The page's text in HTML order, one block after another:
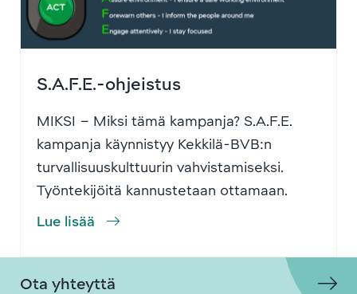
S.A.F.E.-ohjeistus
MIKSI – Miksi tämä kampanja? S.A.F.E.
kampanja käynnistyy Kekkilä-BVB:n
turvallisuuskulttuurin vahvistamiseksi.
Työntekijöitä kannustetaan ottamaan…
Lue lisää
Ota yhteyttä